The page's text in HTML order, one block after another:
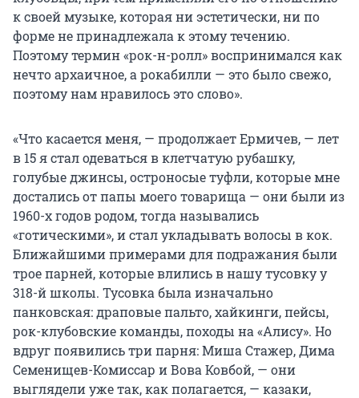
к своей музыке, которая ни эстетически, ни по
форме не принадлежала к этому течению.
Поэтому термин «рок-н-ролл» воспринимался как
нечто архаичное, а рокабилли — это было свежо,
поэтому нам нравилось это слово».
«Что касается меня, — продолжает Ермичев, — лет
в 15 я стал одеваться в клетчатую рубашку,
голубые джинсы, остроносые туфли, которые мне
достались от папы моего товарища — они были из
1960-х годов родом, тогда назывались
«готическими», и стал укладывать волосы в кок.
Ближайшими примерами для подражания были
трое парней, которые влились в нашу тусовку у
318-й школы. Тусовка была изначально
панковская: драповые пальто, хайкинги, пейсы,
рок-клубовские команды, походы на «Алису». Но
вдруг появились три парня: Миша Стажер, Дима
Семенищев-Комиссар и Вова Ковбой, — они
выглядели уже так, как полагается, — казаки,